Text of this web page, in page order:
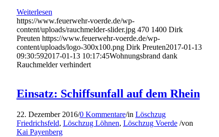
Weiterlesen
https://www.feuerwehr-voerde.de/wp-
content/uploads/rauchmelder-slider.jpg 470 1400 Dirk
Preuten https://www.feuerwehr-voerde.de/wp-
content/uploads/logo-300x100.png Dirk Preuten2017-01-13
09:30:592017-01-13 10:17:45Wohnungsbrand dank
Rauchmelder verhindert
Einsatz: Schiffsunfall auf dem Rhein
22. Dezember 2016/0 Kommentare/in Löschzug
Friedrichsfeld, Löschzug Löhnen, Löschzug Voerde /von
Kai Payenberg